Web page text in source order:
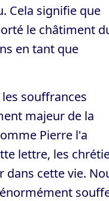
Cela signifie que
le châtiment
en tant que
souffrances
majeur de la
Pierre l'a
lettre, les
cette vie.